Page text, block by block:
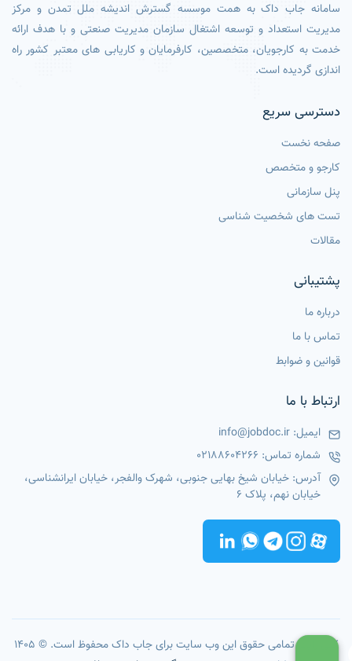
سامانه جاب داک به همت موسسه گسترش اندیشه ملل تمدن و مرکز
مدیریت استعداد و توسعه اشتغال سازمان مدیریت صنعتی و با هدف ارائه
خدمت به کارجویان، متخصصین، کارفرمایان و کاریابی های معتبر کشور راه
اندازی گردیده است.
دسترسی سریع
صفحه نخست
کارجو و متخصص
پنل سازمانی
تست های شخصیت شناسی
مقالات
پشتیبانی
درباره ما
تماس با ما
قوانین و ضوابط
ارتباط با ما
ایمیل: info@jobdoc.ir
شماره تماس: 02188604266
آدرس: خیابان شیخ بهایی جنوبی، شهرک والفجر، خیابان ایرانشناسی،
خیابان نهم، پلاک 6
کپی رایت تمامی حقوق این وب سایت برای جاب داک محفوظ است. © 1405